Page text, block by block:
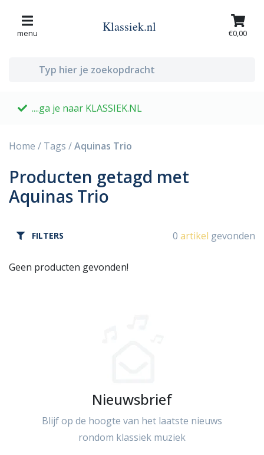
menu Klassiek.nl €0,00
....ga je naar KLASSIEK.NL
Home / Tags /Aquinas Trio
Producten getagd met
Aquinas Trio
FILTERS 0 artikel gevonden
Geen producten gevonden!
Nieuwsbrief
Blijf op de hoogte van het laatste nieuws
rondom klassiek muziek